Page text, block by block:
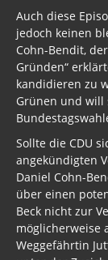
Auch diese
jedoch keinen
Cohn-Bendit,
Gründen“
kandidieren zu
Grünen und will
Sollte die CDU
angekündigten
Daniel Cohn-
über einen
Beck nicht zur
möglicherweise
Weggefährtin